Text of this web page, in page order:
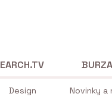
Design Novinky a
EARCH.TV